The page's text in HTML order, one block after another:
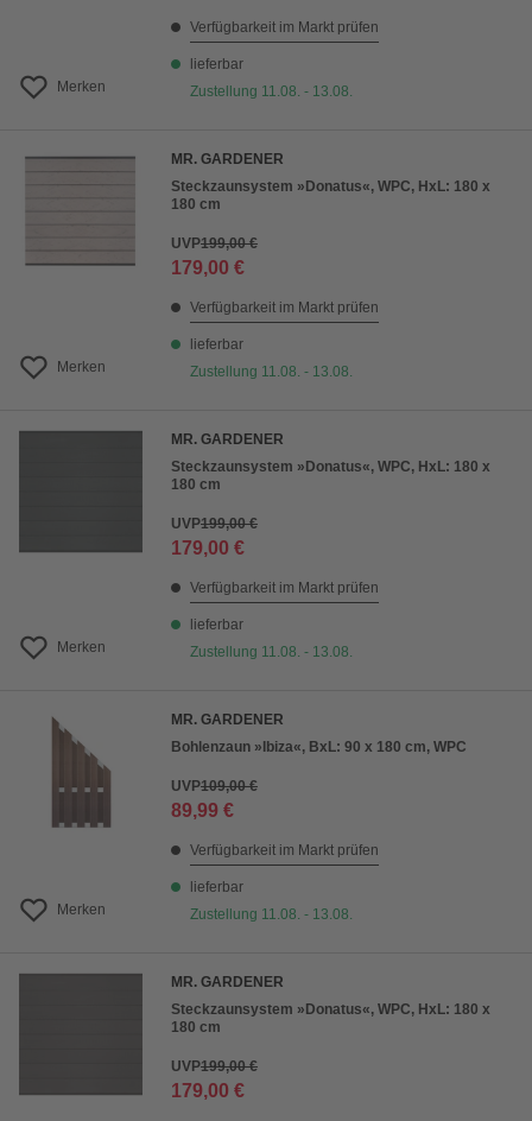
Merken
Verfügbarkeit im Markt prüfen
lieferbar
Zustellung 11.08. - 13.08.
Merken
MR. GARDENER
Steckzaunsystem »Donatus«, WPC, HxL: 180 x
180 cm
UVP199,00 €
179,00 €
Verfügbarkeit im Markt prüfen
lieferbar
Zustellung 11.08. - 13.08.
Merken
MR. GARDENER
Steckzaunsystem »Donatus«, WPC, HxL: 180 x
180 cm
UVP199,00 €
179,00 €
Verfügbarkeit im Markt prüfen
lieferbar
Zustellung 11.08. - 13.08.
Merken
MR. GARDENER
Bohlenzaun »Ibiza«, BxL: 90 x 180 cm, WPC
UVP109,00 €
89,99 €
Verfügbarkeit im Markt prüfen
lieferbar
Zustellung 11.08. - 13.08.
MR. GARDENER
Steckzaunsystem »Donatus«, WPC, HxL: 180 x
180 cm
UVP199,00 €
179,00 €